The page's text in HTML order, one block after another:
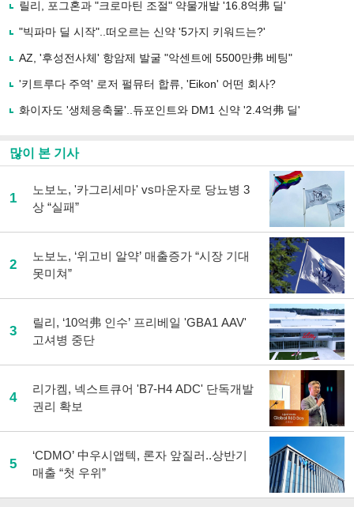
기
사
유
기
릴리, 포그혼과 "크로마틴 조절" 약물개발 '16.8억弗 딜'
"빅파마 딜 시작"..떠오르는 신약 '5가지 키워드는?'
AZ, '후성전사체' 항암제 발굴 "악센트에 5500만弗 베팅"
'키트루다 주역' 로저 펄뮤터 합류, 'Eikon' 어떤 회사?
화이자도 '생체응축물'..듀포인트와 DM1 신약 '2.4억弗 딜'
많이 본 기사
1
노보노, '카그리세마' vs마운자로 당뇨병 3
상 “실패”
2
노보노, ‘위고비 알약’ 매출증가 “시장 기대
못미쳐”
3
릴리, ‘10억弗 인수’ 프리베일 'GBA1 AAV'
고셔병 중단
4
리가켐, 넥스트큐어 'B7-H4 ADC' 단독개발
권리 확보
5
‘CDMO’ 中우시앱텍, 론자 앞질러..상반기
매출 “첫 우위”